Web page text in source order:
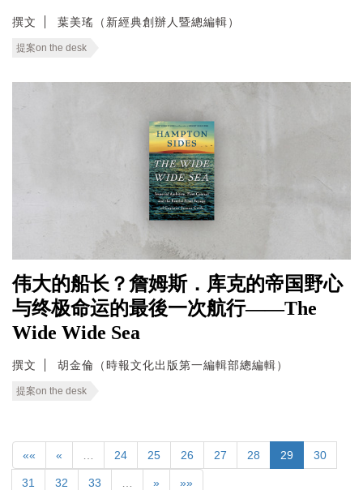
撰文 葉美瑤（新經典創辦人暨總編輯）
提案on the desk
伟大的船长？詹姆斯．库克的帝国野心
与终极命运的最後一次航行——The
Wide Wide Sea
撰文 胡金倫（時報文化出版第一編輯部總編輯）
提案on the desk
«« « 24 25 26 27 28 29 30
31 32 33 » »»